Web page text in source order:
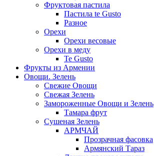
Фруктовая пастила
Пастила te Gusto
Разное
Орехи
Орехи весовые
Орехи в меду
Te Gusto
Фрукты из Армении
Овощи. Зелень
Свежие Овощи
Свежая Зелень
Замороженные Овощи и Зелень
Тамара фрут
Сушеная Зелень
АРМЧАЙ
Прозрачная фасовка
Армянский Тараз